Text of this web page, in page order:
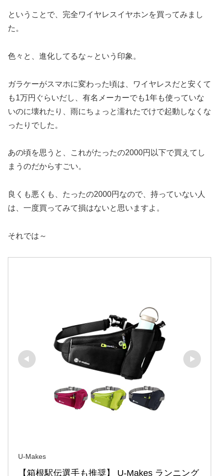
ということで、完全ワイヤレスイヤホンを買ってみまし
た。
色々と、進化してるな～という印象。
ガラケーがスマホに変わった頃は、ワイヤレスだと安くて
も1万円ぐらいだし、有名メーカーでも1年も使っていな
いのに壊れたり、雨にちょっと濡れたでけで起動しなくな
ったりでした。
あの頃を思うと、これがたったの2000円以下で買えてし
まうのだからすごい。
良くも悪くも、たったの2000円なので、持っていない人
は、一度買ってみて損はないと思いますよ。
それでは～
U-Makes
【箱根駅伝選手も推奨】 U-Makes ランニング